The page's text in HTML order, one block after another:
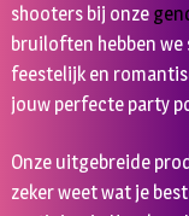
shooters bij onze
bruiloften hebben
feestelijk en
jouw perfecte party
Onze uitgebreide
zeker weet wat je